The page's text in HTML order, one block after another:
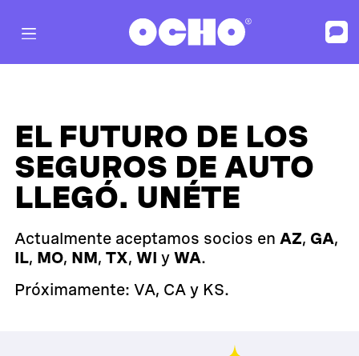
EL FUTURO DE LOS
SEGUROS DE AUTO
LLEGÓ. UNÉTE
Actualmente aceptamos socios en AZ, GA,
IL, MO, NM, TX, WI y WA.
Próximamente: VA, CA y KS.